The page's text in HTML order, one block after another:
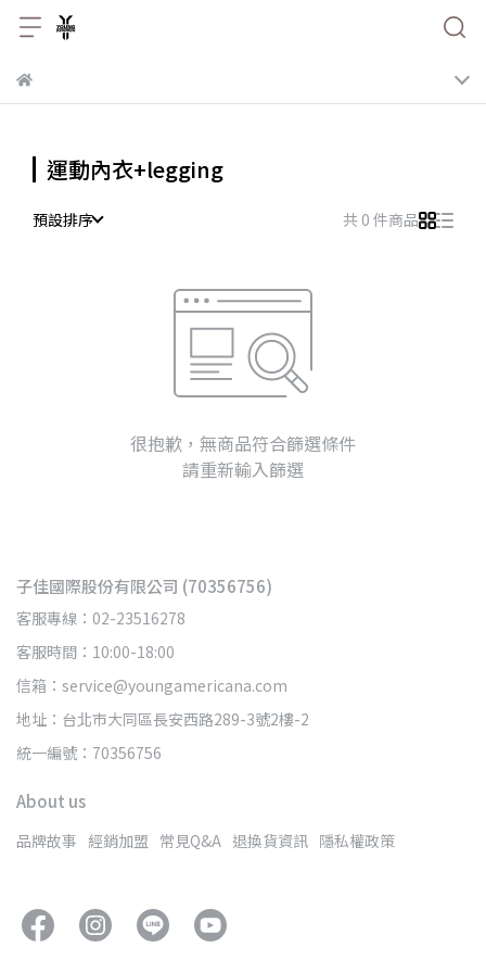
運動內衣+legging
預設排序 共 0 件商品
很抱歉，無商品符合篩選條件
請重新輸入篩選
子佳國際股份有限公司 (70356756)
客服專線：02-23516278
客服時間：10:00-18:00
信箱：service@youngamericana.com
地址：台北市大同區長安西路289-3號2樓-2
統一編號：70356756
About us
品牌故事 經銷加盟 常見Q&A 退換貨資訊 隱私權政策